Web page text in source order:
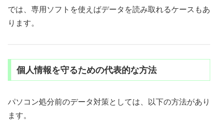
では、専用ソフトを使えばデータを読み取れるケースもあ
ります。
個人情報を守るための代表的な方法
パソコン処分前のデータ対策としては、以下の方法があり
ます。